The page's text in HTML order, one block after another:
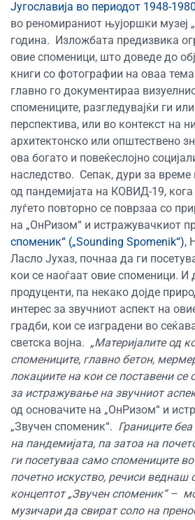
Југославија во периодот 1948-
во реномираниот њујоршки музеј
година. Изложбата предизвика
овие споменици, што доведе до
книги со фотографии на оваа
главно го документираа
спомениците, разгледувајќи ги
перспектива, или во контекст на
архитектонско или општествено
ова богато и повеќеслојно
наследство. Сепак, дури за време
од пандемијата на КОВИД-19, кога
луѓето повторно се поврзаа со
на „ОнРизом“ и истражувачкиот
споменик“ („Sounding Spomenik“),
Ласло Јухаз, почнаа да ги
кои се наоѓаат овие споменици. И
продуценти, па некако дојде
интерес за звучниот аспект на
градби, кои се изградени во
светска војна. „Материјалите од
спомениците, главно бетон,
локациите на кои се поставени се
за истражување на звучниот
од основачите на „ОнРизом“ и
„Звучен споменик“. Границите
на пандемијата, па затоа на
ги посетуваа само спомениците
почетно искуство, речиси веднаш
концептот „Звучен споменик“ –
музичари да свират соло на